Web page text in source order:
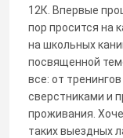
12К. Впервые
пор просится на
на школьных
посвященной
все: от
сверстниками и
проживания.
таких выездных